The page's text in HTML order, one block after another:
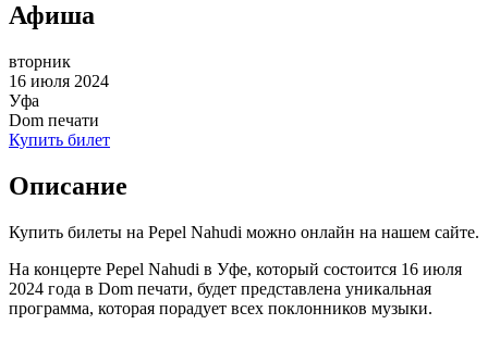
Афиша
вторник
16 июля 2024
Уфа
Dom печати
Купить билет
Описание
Купить билеты на Pepel Nahudi можно онлайн на нашем сайте.
На концерте Pepel Nahudi в Уфе, который состоится 16 июля
2024 года в Dom печати, будет представлена уникальная
программа, которая порадует всех поклонников музыки.